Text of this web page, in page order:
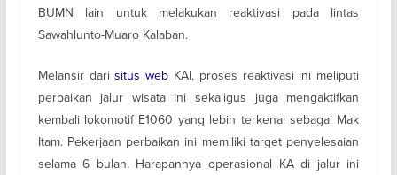
BUMN lain untuk melakukan reaktivasi pada lintas
Sawahlunto-Muaro Kalaban.
Melansir darisitus web KAI, proses reaktivasi ini meliputi
perbaikan jalur wisata ini sekaligus juga mengaktifkan
kembali lokomotif E1060 yang lebih terkenal sebagai Mak
Itam. Pekerjaan perbaikan ini memiliki target penyelesaian
selama 6 bulan. Harapannya operasional KA di jalur ini